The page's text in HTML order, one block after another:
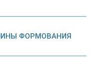
ФОРМОВАНИЯ